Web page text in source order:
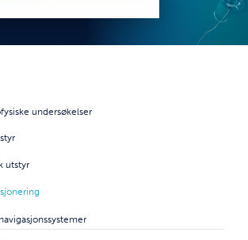
undersøkelser
utstyr